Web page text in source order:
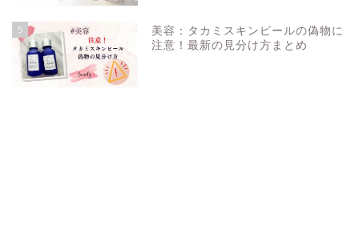
5
美容：タカミスキンピールの偽物に
注意！最新の見分け方まとめ